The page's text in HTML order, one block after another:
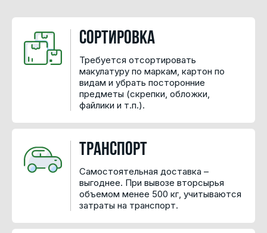
Сортировка
Требуется отсортировать
макулатуру по маркам, картон по
видам и убрать посторонние
предметы (скрепки, обложки,
файлики и т.п.).
Транспорт
Самостоятельная доставка –
выгоднее. При вывозе вторсырья
объемом менее 500 кг, учитываются
затраты на транспорт.